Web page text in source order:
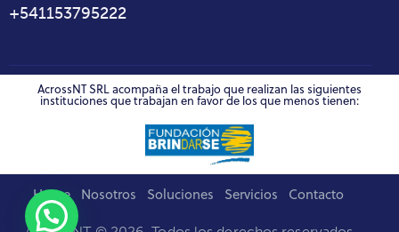
+541153795222
AcrossNT SRL acompaña el trabajo que realizan las siguientes
instituciones que trabajan en favor de los que menos tienen:
Home Nosotros Soluciones Servicios Contacto